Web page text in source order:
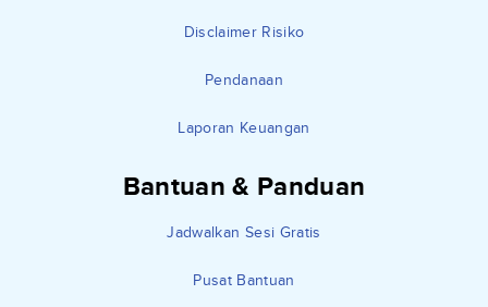
Disclaimer Risiko
Pendanaan
Laporan Keuangan
Bantuan & Panduan
Jadwalkan Sesi Gratis
Pusat Bantuan